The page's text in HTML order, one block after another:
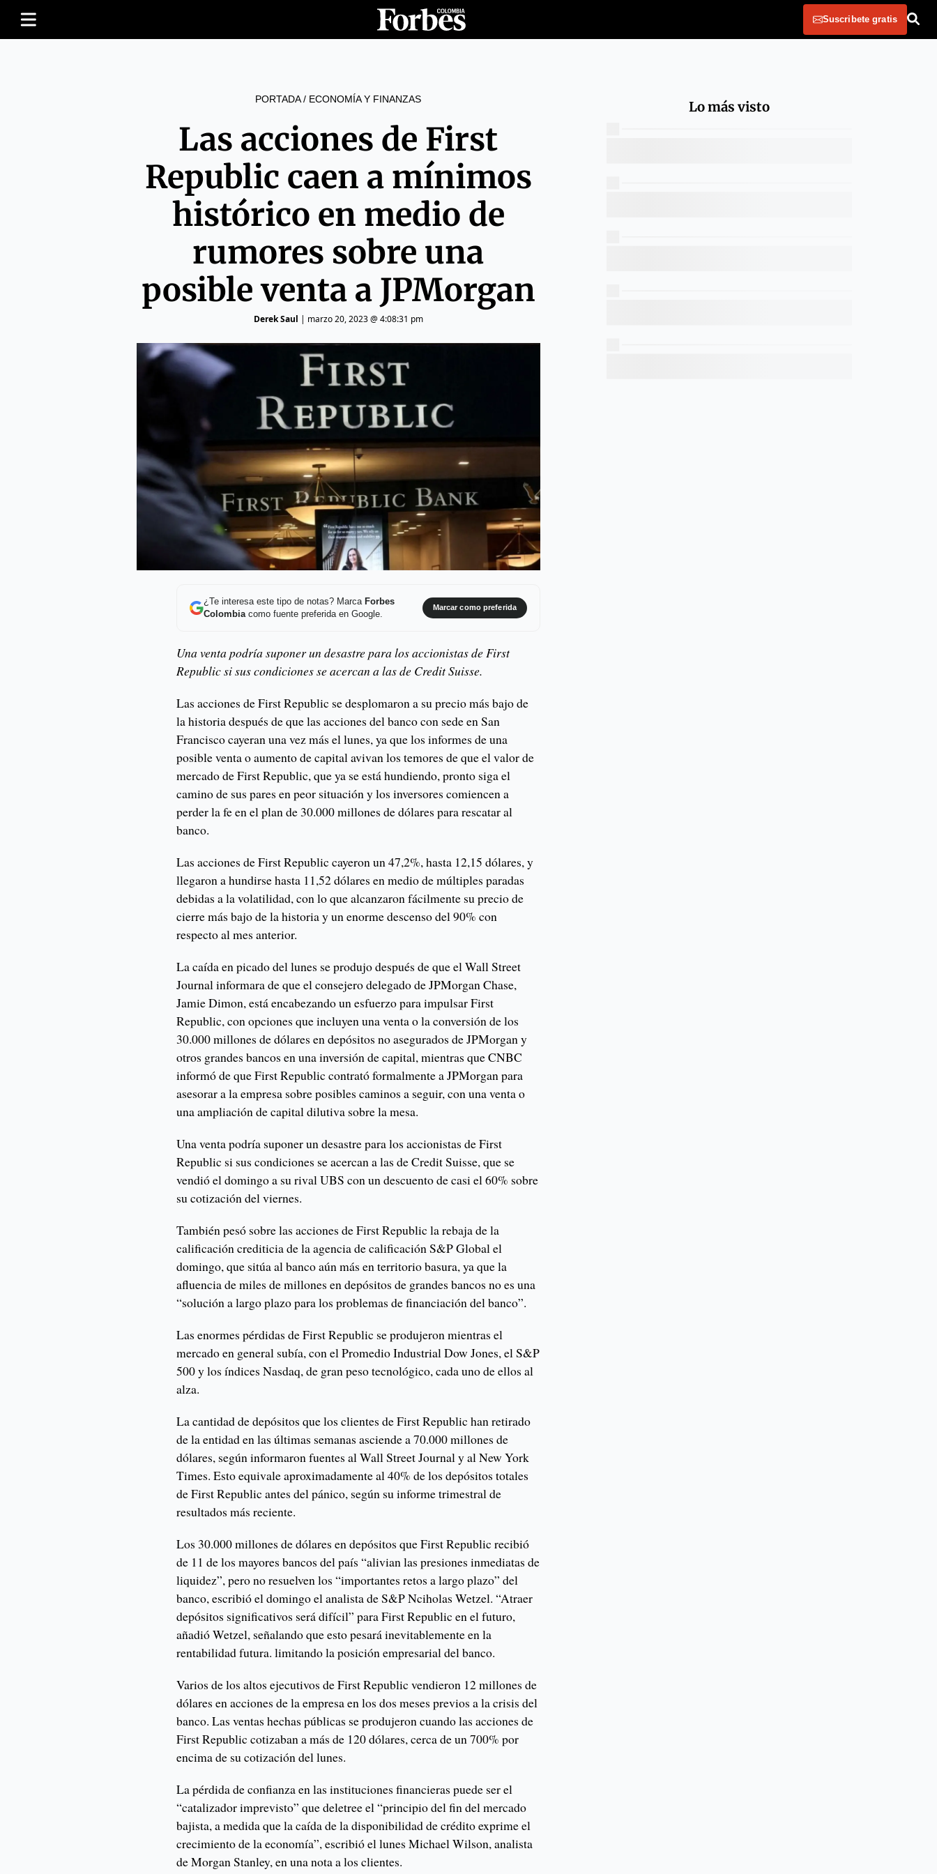
Suscribete gratis
PORTADA/ ECONOMÍA Y FINANZAS
Las acciones de First
Republic caen a mínimos
histórico en medio de
rumores sobre una
posible venta a JPMorgan
Derek Saul | marzo 20, 2023 @ 4:08:31 pm
¿Te interesa este tipo de notas? Marca Forbes
Colombiacomo fuente preferida en Google.
Marcar como preferida
Una venta podría suponer un desastre para los accionistas de First
Republic si sus condiciones se acercan a las de Credit Suisse.
Las acciones de First Republic se desplomaron a su precio más bajo de
la historia después de que las acciones del banco con sede en San
Francisco cayeran una vez más el lunes, ya que los informes de una
posible venta o aumento de capital avivan los temores de que el valor de
mercado de First Republic, que ya se está hundiendo, pronto siga el
camino de sus pares en peor situación y los inversores comiencen a
perder la fe en el plan de 30.000 millones de dólares para rescatar al
banco.
Las acciones de First Republic cayeron un 47,2%, hasta 12,15 dólares, y
llegaron a hundirse hasta 11,52 dólares en medio de múltiples paradas
debidas a la volatilidad, con lo que alcanzaron fácilmente su precio de
cierre más bajo de la historia y un enorme descenso del 90% con
respecto al mes anterior.
La caída en picado del lunes se produjo después de que el Wall Street
Journal informara de que el consejero delegado de JPMorgan Chase,
Jamie Dimon, está encabezando un esfuerzo para impulsar First
Republic, con opciones que incluyen una venta o la conversión de los
30.000 millones de dólares en depósitos no asegurados de JPMorgan y
otros grandes bancos en una inversión de capital, mientras que CNBC
informó de que First Republic contrató formalmente a JPMorgan para
asesorar a la empresa sobre posibles caminos a seguir, con una venta o
una ampliación de capital dilutiva sobre la mesa.
Una venta podría suponer un desastre para los accionistas de First
Republic si sus condiciones se acercan a las de Credit Suisse, que se
vendió el domingo a su rival UBS con un descuento de casi el 60% sobre
su cotización del viernes.
También pesó sobre las acciones de First Republic la rebaja de la
calificación crediticia de la agencia de calificación S&P Global el
domingo, que sitúa al banco aún más en territorio basura, ya que la
afluencia de miles de millones en depósitos de grandes bancos no es una
“solución a largo plazo para los problemas de financiación del banco”.
Las enormes pérdidas de First Republic se produjeron mientras el
mercado en general subía, con el Promedio Industrial Dow Jones, el S&P
500 y los índices Nasdaq, de gran peso tecnológico, cada uno de ellos al
alza.
La cantidad de depósitos que los clientes de First Republic han retirado
de la entidad en las últimas semanas asciende a 70.000 millones de
dólares, según informaron fuentes al Wall Street Journal y al New York
Times. Esto equivale aproximadamente al 40% de los depósitos totales
de First Republic antes del pánico, según su informe trimestral de
resultados más reciente.
Los 30.000 millones de dólares en depósitos que First Republic recibió
de 11 de los mayores bancos del país “alivian las presiones inmediatas de
liquidez”, pero no resuelven los “importantes retos a largo plazo” del
banco, escribió el domingo el analista de S&P Nciholas Wetzel. “Atraer
depósitos significativos será difícil” para First Republic en el futuro,
añadió Wetzel, señalando que esto pesará inevitablemente en la
rentabilidad futura. limitando la posición empresarial del banco.
Varios de los altos ejecutivos de First Republic vendieron 12 millones de
dólares en acciones de la empresa en los dos meses previos a la crisis del
banco. Las ventas hechas públicas se produjeron cuando las acciones de
First Republic cotizaban a más de 120 dólares, cerca de un 700% por
encima de su cotización del lunes.
La pérdida de confianza en las instituciones financieras puede ser el
“catalizador imprevisto” que deletree el “principio del fin del mercado
bajista, a medida que la caída de la disponibilidad de crédito exprime el
crecimiento de la economía”, escribió el lunes Michael Wilson, analista
de Morgan Stanley, en una nota a los clientes.
Lo más visto